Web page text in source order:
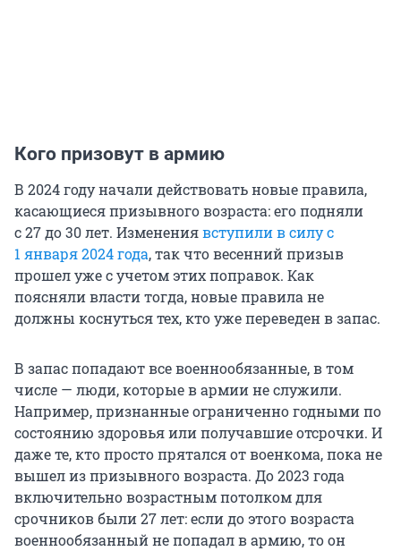
Кого призовут в армию
В 2024 году начали действовать новые правила,
касающиеся призывного возраста: его подняли
с 27 до 30 лет. Изменениявступили в силу с
1 января 2024 года, так что весенний призыв
прошел уже с учетом этих поправок. Как
поясняли власти тогда, новые правила не
должны коснуться тех, кто уже переведен в запас.
В запас попадают все военнообязанные, в том
числе — люди, которые в армии не служили.
Например, признанные ограниченно годными по
состоянию здоровья или получавшие отсрочки. И
даже те, кто просто прятался от военкома, пока не
вышел из призывного возраста. До 2023 года
включительно возрастным потолком для
срочников были 27 лет: если до этого возраста
военнообязанный не попадал в армию, то он